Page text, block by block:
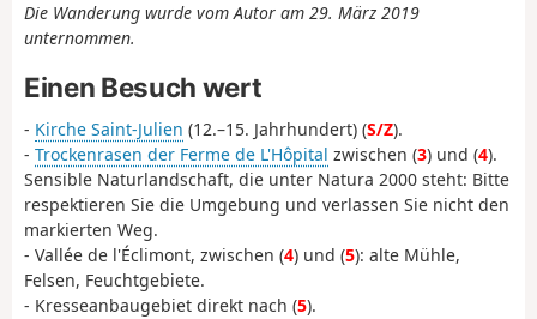
Die Wanderung wurde vom Autor am 29. März 2019
unternommen.
Einen Besuch wert
- Kirche Saint-Julien (12.–15. Jahrhundert) (S/Z).
- Trockenrasen der Ferme de L'Hôpital zwischen (3) und (4).
Sensible Naturlandschaft, die unter Natura 2000 steht: Bitte
respektieren Sie die Umgebung und verlassen Sie nicht den
markierten Weg.
- Vallée de l'Éclimont, zwischen (4) und (5): alte Mühle,
Felsen, Feuchtgebiete.
- Kresseanbaugebiet direkt nach (5).